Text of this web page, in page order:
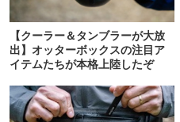
【クーラー＆タンブラーが大放
出】オッターボックスの注目ア
イテムたちが本格上陸したぞ